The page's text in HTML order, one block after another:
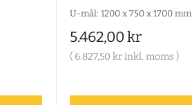
U-mål: 1200 x 750 x 1700 mm
Salgspris
5.462,00 kr
( 6.827,50 krinkl. moms )